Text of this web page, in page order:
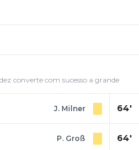
converte com sucesso a grande
64'
J. Milner
64'
P. Groß